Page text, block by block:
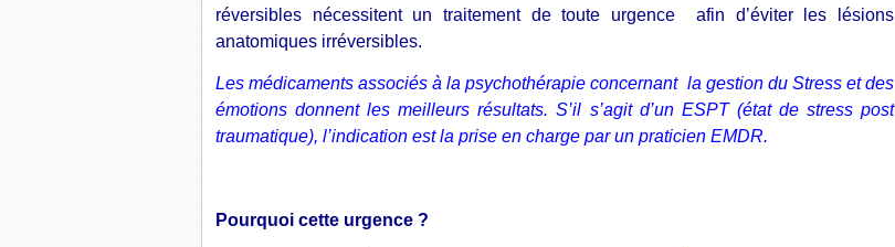
réversibles nécessitent un traitement de toute urgence afin d’éviter les lésions
anatomiques irréversibles.
Les médicaments associés à la psychothérapie concernant la gestion du Stress et des
émotions donnent les meilleurs résultats. S’il s’agit d’un ESPT (état de stress post
traumatique), l’indication est la prise en charge par un praticien EMDR.
Pourquoi cette urgence ?